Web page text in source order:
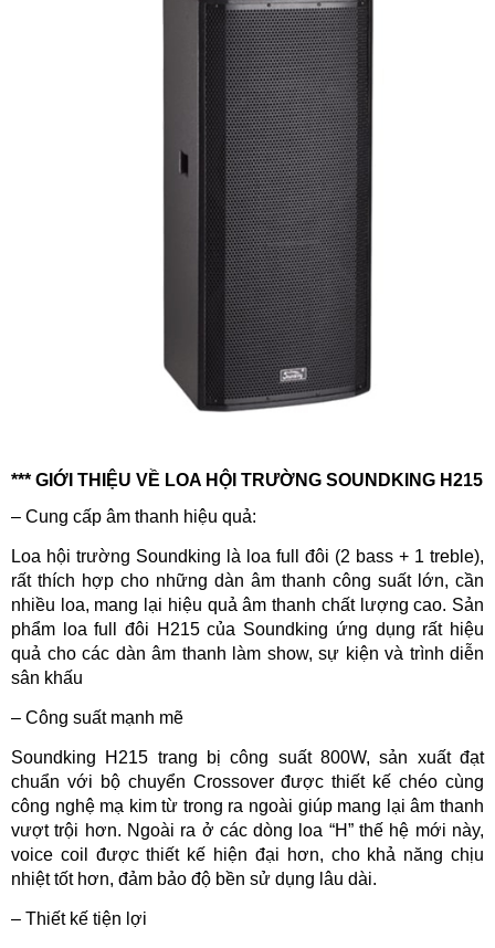
*** GIỚI THIỆU VỀ LOA HỘI TRƯỜNG SOUNDKING H215
– Cung cấp âm thanh hiệu quả:
Loa hội trường Soundking là loa full đôi (2 bass + 1 treble),
rất thích hợp cho những dàn âm thanh công suất lớn, cần
nhiều loa, mang lại hiệu quả âm thanh chất lượng cao. Sản
phẩm loa full đôi H215 của Soundking ứng dụng rất hiệu
quả cho các dàn âm thanh làm show, sự kiện và trình diễn
sân khấu
– Công suất mạnh mẽ
Soundking H215 trang bị công suất 800W, sản xuất đạt
chuẩn với bộ chuyển Crossover được thiết kế chéo cùng
công nghệ mạ kim từ trong ra ngoài giúp mang lại âm thanh
vượt trội hơn. Ngoài ra ở các dòng loa “H” thế hệ mới này,
voice coil được thiết kế hiện đại hơn, cho khả năng chịu
nhiệt tốt hơn, đảm bảo độ bền sử dụng lâu dài.
– Thiết kế tiện lợi